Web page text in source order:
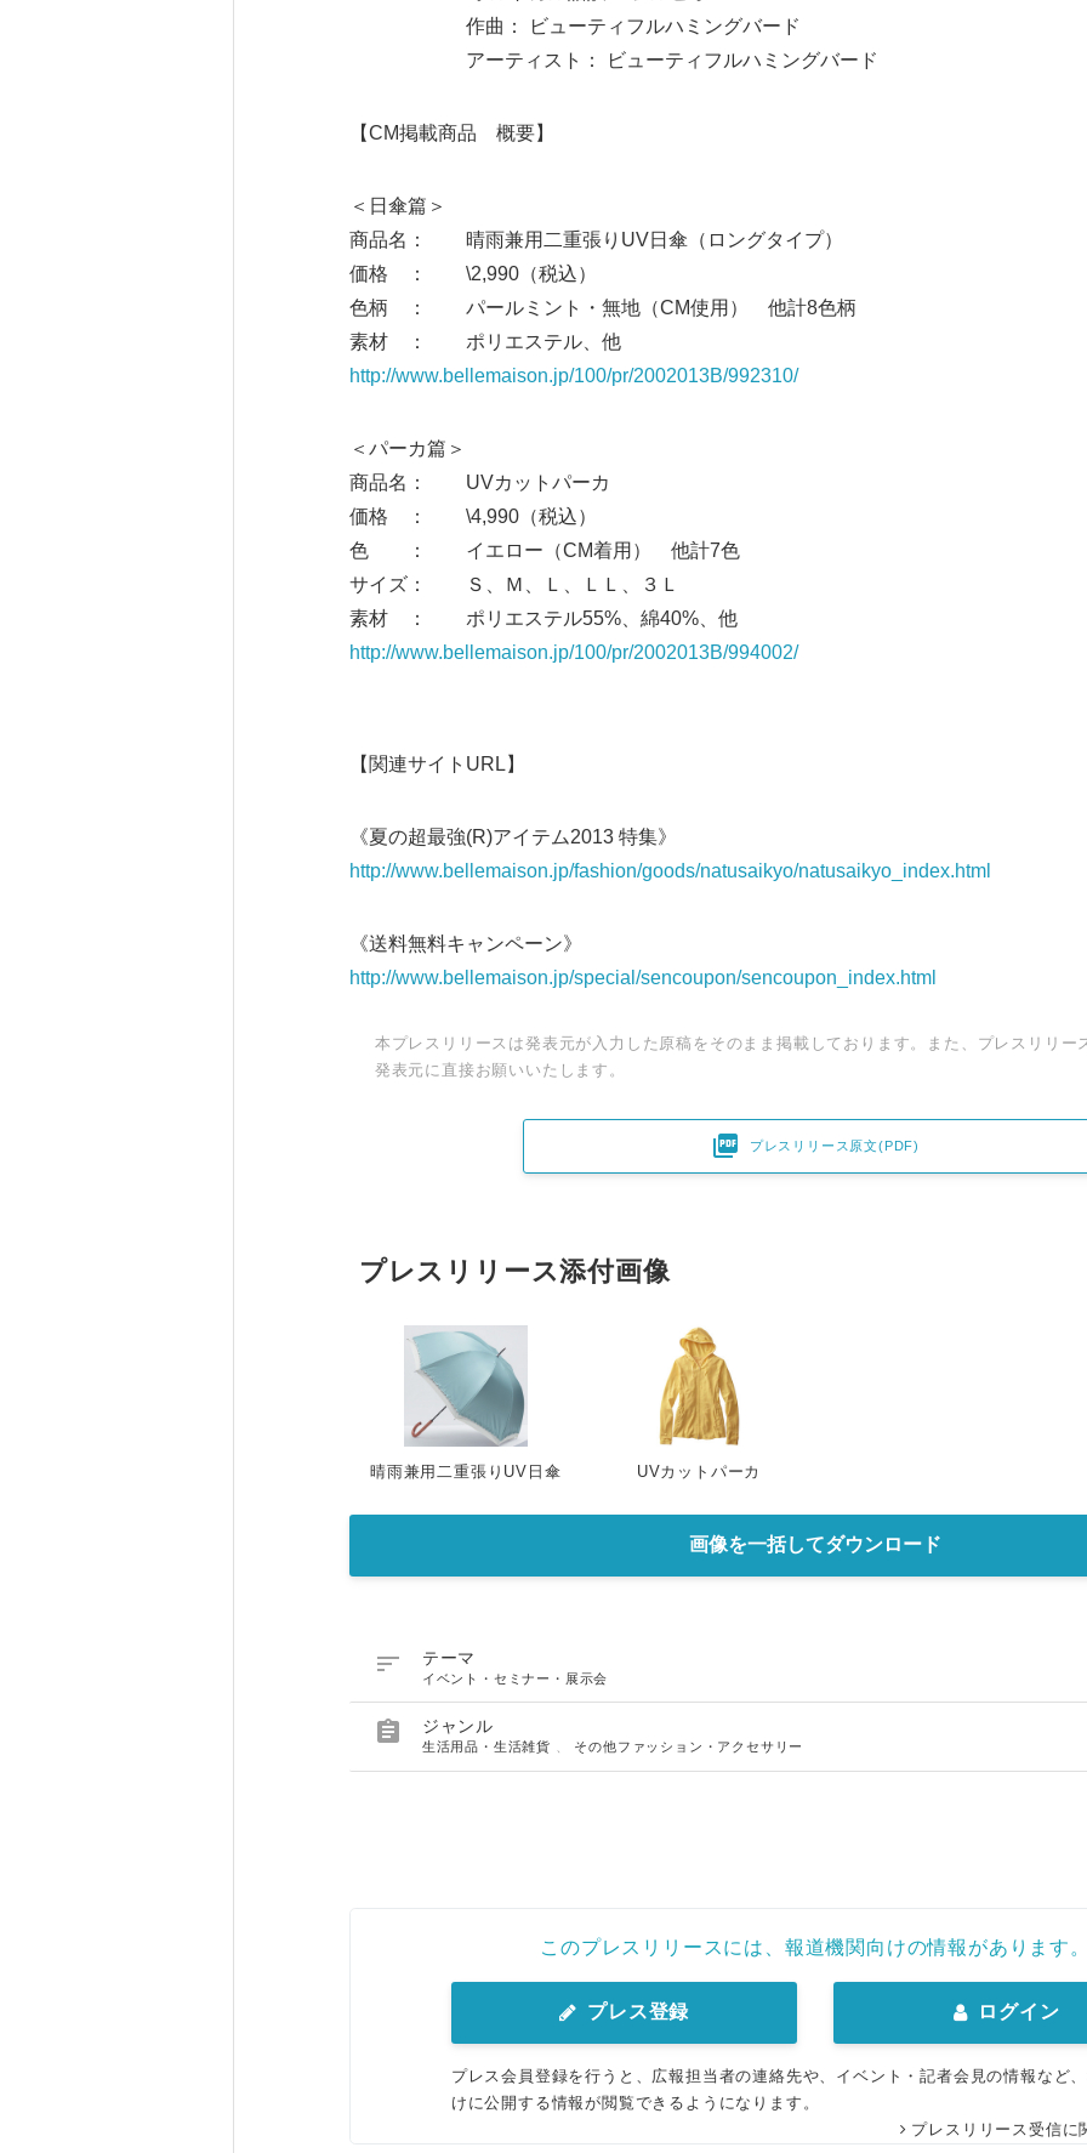
作曲： ビューティフルハミングバード
アーティスト： ビューティフルハミングバード
【CM掲載商品 概要】
＜日傘篇＞
商品名： 晴雨兼用二重張りUV日傘（ロングタイプ）
価格 ： \2,990（税込）
色柄 ： パールミント・無地（CM使用） 他計8色柄
素材 ： ポリエステル、他
http://www.bellemaison.jp/100/pr/2002013B/992310/
＜パーカ篇＞
商品名： UVカットパーカ
価格 ： \4,990（税込）
色 ： イエロー（CM着用） 他計7色
サイズ： Ｓ、Ｍ、Ｌ、ＬＬ、３Ｌ
素材 ： ポリエステル55%、綿40%、他
http://www.bellemaison.jp/100/pr/2002013B/994002/
【関連サイトURL】
《夏の超最強(R)アイテム2013 特集》
http://www.bellemaison.jp/fashion/goods/natusaikyo/natusaikyo_index.html
《送料無料キャンペーン》
http://www.bellemaison.jp/special/sencoupon/sencoupon_index.html
本プレスリリースは発表元が入力した原稿をそのまま掲載しております。また、プレスリリー
発表元に直接お願いいたします。
 プレスリリース原文(PDF)
プレスリリース添付画像
晴雨兼用二重張りUV日傘 UVカットパーカ
画像を一括してダウンロード
 テーマ
イベント・セミナー・展示会
 ジャンル
生活用品・生活雑貨 その他ファッション・アクセサリー
このプレスリリースには、報道機関向けの情報があります。
プレス登録 ログイン
プレス会員登録を行うと、広報担当者の連絡先や、イベント・記者会見の情報など
けに公開する情報が閲覧できるようになります。
プレスリリース受信に
Japanese
English